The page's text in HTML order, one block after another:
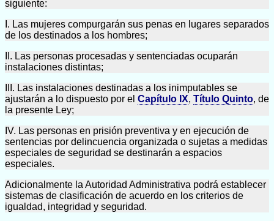
siguiente:
I. Las mujeres compurgarán sus penas en lugares separados
de los destinados a los hombres;
II. Las personas procesadas y sentenciadas ocuparán
instalaciones distintas;
III. Las instalaciones destinadas a los inimputables se
ajustarán a lo dispuesto por el Capítulo IX, Título Quinto, de
la presente Ley;
IV. Las personas en prisión preventiva y en ejecución de
sentencias por delincuencia organizada o sujetas a medidas
especiales de seguridad se destinarán a espacios
especiales.
Adicionalmente la Autoridad Administrativa podrá establecer
sistemas de clasificación de acuerdo en los criterios de
igualdad, integridad y seguridad.